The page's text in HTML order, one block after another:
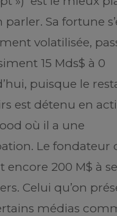
Sa fortune
volatilisée,
15 Mds$ à 0
puisque le
est détenu en
où il a une
Le fondateur
encore 200 M$ à
Celui qu’on
médias